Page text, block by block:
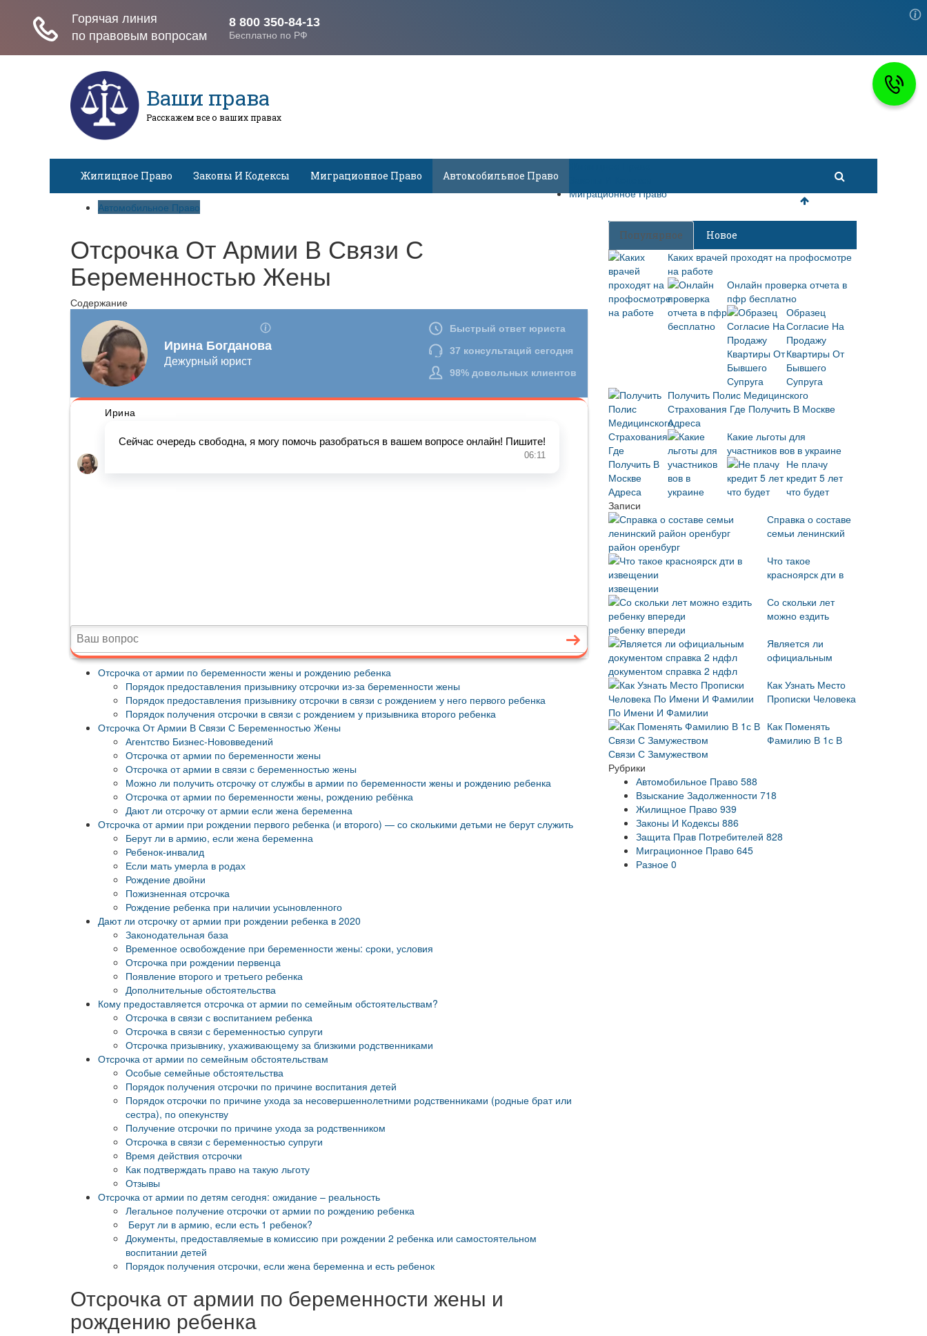
Ваши права
Расскажем все о ваших правах
Жилищное Право Законы И Кодексы Миграционное Право Автомобильное Право
Миграционное Право
Автомобильное Право
Отсрочка От Армии В Связи С
Беременностью Жены
Содержание
Отсрочка от армии по беременности жены и рождению ребенка
Порядок предоставления призывнику отсрочки из-за беременности жены
Порядок предоставления призывнику отсрочки в связи с рождением у него первого ребенка
Порядок получения отсрочки в связи с рождением у призывника второго ребенка
Отсрочка От Армии В Связи С Беременностью Жены
Агентство Бизнес-Нововведений
Отсрочка от армии по беременности жены
Отсрочка от армии в связи с беременностью жены
Можно ли получить отсрочку от службы в армии по беременности жены и рождению ребенка
Отсрочка от армии по беременности жены, рождению ребёнка
Дают ли отсрочку от армии если жена беременна
Отсрочка от армии при рождении первого ребенка (и второго) — со сколькими детьми не берут служить
Берут ли в армию, если жена беременна
Ребенок-инвалид
Если мать умерла в родах
Рождение двойни
Пожизненная отсрочка
Рождение ребенка при наличии усыновленного
Дают ли отсрочку от армии при рождении ребенка в 2020
Законодательная база
Временное освобождение при беременности жены: сроки, условия
Отсрочка при рождении первенца
Появление второго и третьего ребенка
Дополнительные обстоятельства
Кому предоставляется отсрочка от армии по семейным обстоятельствам?
Отсрочка в связи с воспитанием ребенка
Отсрочка в связи с беременностью супруги
Отсрочка призывнику, ухаживающему за близкими родственниками
Отсрочка от армии по семейным обстоятельствам
Особые семейные обстоятельства
Порядок получения отсрочки по причине воспитания детей
Порядок отсрочки по причине ухода за несовершеннолетними родственниками (родные брат или
сестра), по опекунству
Получение отсрочки по причине ухода за родственником
Отсрочка в связи с беременностью супруги
Время действия отсрочки
Как подтверждать право на такую льготу
Отзывы
Отсрочка от армии по детям сегодня: ожидание – реальность
Легальное получение отсрочки от армии по рождению ребенка
Берут ли в армию, если есть 1 ребенок?
Документы, предоставляемые в комиссию при рождении 2 ребенка или самостоятельном
воспитании детей
Порядок получения отсрочки, если жена беременна и есть ребенок
Отсрочка от армии по беременности жены и
рождению ребенка
Популярное Новое
Каких врачей проходят на профосмотре
на работе
Онлайн проверка отчета в
пфр бесплатно
Образец
Согласие На
Продажу
Квартиры От
Бывшего
Супруга
Получить Полис Медицинского
Страхования Где Получить В Москве
Адреса
Какие льготы для
участников вов в украине
Не плачу
кредит 5 лет
что будет
Записи
Справка о составе
семьи ленинский
район оренбург
Что такое
красноярск дти в
извещении
Со скольки лет
можно ездить
ребенку впереди
Является ли
официальным
документом справка 2 ндфл
Как Узнать Место
Прописки Человека
По Имени И Фамилии
Как Поменять
Фамилию В 1с В
Связи С Замужеством
Рубрики
Автомобильное Право 588
Взыскание Задолженности 718
Жилищное Право 939
Законы И Кодексы 886
Защита Прав Потребителей 828
Миграционное Право 645
Разное 0